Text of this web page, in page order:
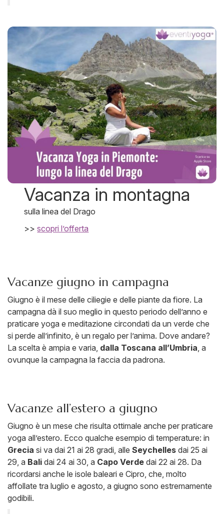
Vacanza in montagna
sulla linea del Drago
>>scopri l’offerta
Vacanze giugno in campagna
Giugno è il mese delle ciliegie e delle piante da fiore. La
campagna dà il suo meglio in questo periodo dell’anno e
praticare yoga e meditazione circondati da un verde che
si perde all’infinito, è un regalo per l’anima. Dove andare?
La scelta è ampia e varia, dalla Toscana all’Umbria, a
ovunque la campagna la faccia da padrona.
Vacanze all’estero a giugno
Giugno è un mese che risulta ottimale anche per praticare
yoga all’estero. Ecco qualche esempio di temperature: in
Grecia si va dai 21 ai 28 gradi, alle Seychelles dai 25 ai
29, a Bali dai 24 ai 30, a Capo Verde dai 22 ai 28. Da
ricordarsi anche le isole baleari e Cipro, che, molto
affollate tra luglio e agosto, a giugno sono estremamente
godibili.